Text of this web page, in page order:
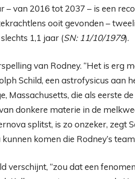
van 2016 tot 2037 – is een
ooit gevonden –
1,1 jaar (SN: 11/10/1979).
van Rodney. “Het is erg
Schild, een astrofysicus aan
Massachusetts, die als eerste
donkere materie in de
splitst, is zo onzeker, zegt
komen die Rodney’s
verschijnt, “zou dat een